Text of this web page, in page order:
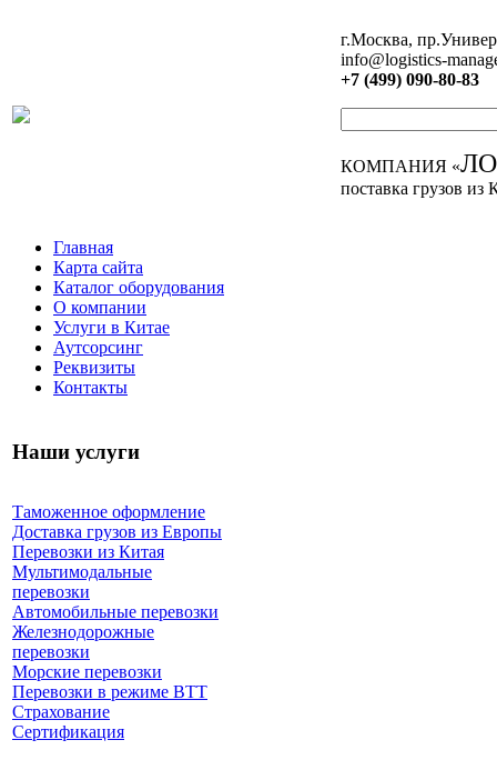
г.Москва,
info@logistics-
+7 (499) 090-80-83
КОМПАНИЯ «
поставка грузов из
Главная
Карта сайта
Каталог оборудования
О компании
Услуги в Китае
Аутсорсинг
Реквизиты
Контакты
Наши услуги
Таможенное оформление
Доставка грузов из Европы
Перевозки из Китая
Мультимодальные
перевозки
Автомобильные перевозки
Железнодорожные
перевозки
Морские перевозки
Перевозки в режиме ВТТ
Страхование
Сертификация